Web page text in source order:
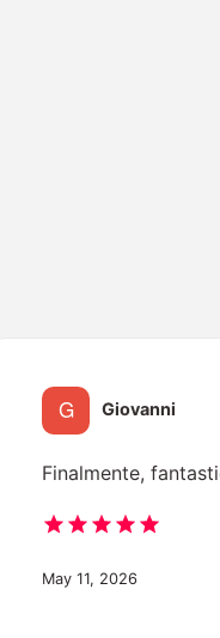
Giovanni
Finalmente,
May 11, 2026